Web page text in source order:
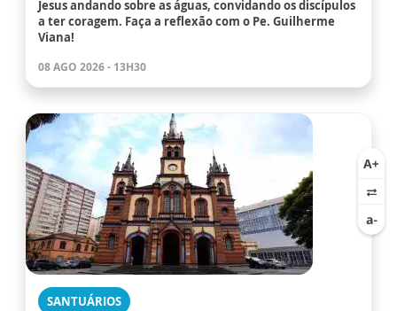
Jesus andando sobre as águas, convidando os discípulos
a ter coragem. Faça a reflexão com o Pe. Guilherme
Viana!
08 AGO 2026 - 13H30
SANTUÁRIOS